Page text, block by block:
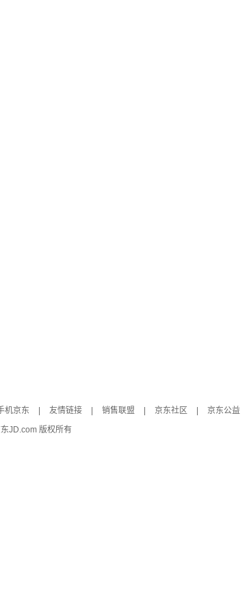
机京东 友情链接 销售联盟 京东社区
京东公益
JD.com 版权所有